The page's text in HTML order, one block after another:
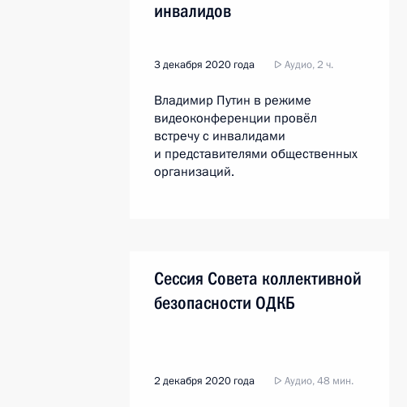
инвалидов
3 декабря 2020 года Аудио, 2 ч.
Владимир Путин в режиме
видеоконференции провёл
встречу с инвалидами
и представителями общественных
организаций.
Сессия Совета коллективной
безопасности ОДКБ
2 декабря 2020 года Аудио, 48 мин.